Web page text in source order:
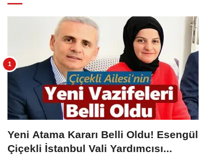
Yeni Atama Kararı Belli Oldu! Esengül
Çiçekli İstanbul Vali Yardımcısı...